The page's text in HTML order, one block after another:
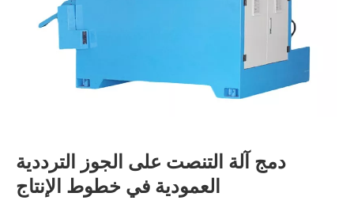
دمج آلة التنصت على الجوز الترددية
العمودية في خطوط الإنتاج